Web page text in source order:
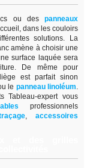
ou des
panneaux
dans les couloirs
solutions. La
amène à choisir une
surface laquée sera
De même pour
est parfait sinon
le panneau linoléum.
Tableau-expert vous
professionnels
,accessoires